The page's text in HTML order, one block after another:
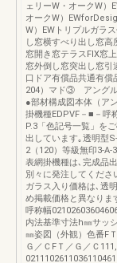
ェリーW・オークW
オークW）
W）EWトリプルガラ
し窓横すべり出し窓高
窓開き窓テラスFIX窓
窓外倒し窓突出し窓引
口ドア有償品共通有償
204）マド③ アングル
●部材構成図本体（ア
掛機種EDPVF－■－呼
P.3「色記号一覧」を
出しています｡透明型
2（120）等級無印3-
表網掛機種は､完成品
別々に発注してくだ
ガラス入り価格は､透
め掲載価格と異なりま
呼称幅
内法基準寸法h㎜サッ
㎜姿図（外観）色番F
Ｇ／ＣFＴ／Ｇ／Ｃ